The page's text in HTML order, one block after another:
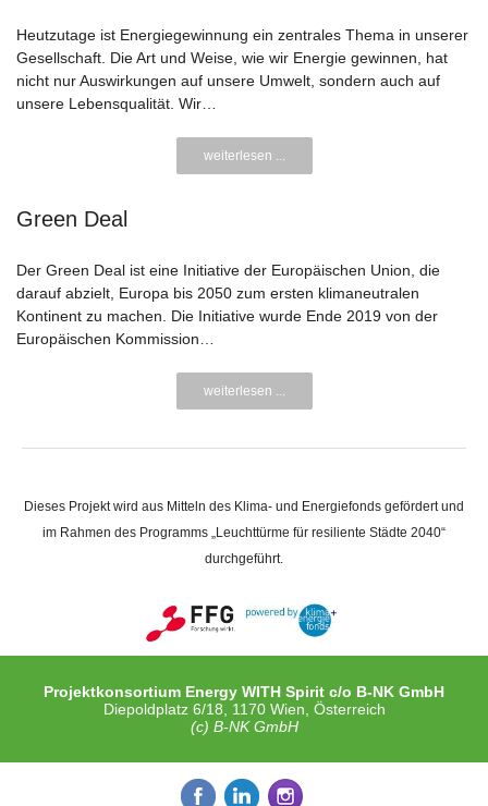
Heutzutage ist Energiegewinnung ein zentrales Thema in unserer
Gesellschaft. Die Art und Weise, wie wir Energie gewinnen, hat
nicht nur Auswirkungen auf unsere Umwelt, sondern auch auf
unsere Lebensqualität. Wir…
weiterlesen ...
Green Deal
Der Green Deal ist eine Initiative der Europäischen Union, die
darauf abzielt, Europa bis 2050 zum ersten klimaneutralen
Kontinent zu machen. Die Initiative wurde Ende 2019 von der
Europäischen Kommission…
weiterlesen ...
Dieses Projekt wird aus Mitteln des Klima- und Energiefonds gefördert und
im Rahmen des Programms „Leuchttürme für resiliente Städte 2040“
durchgeführt.
Projektkonsortium Energy WITH Spirit c/o B-NK GmbH
Diepoldplatz 6/18, 1170 Wien, Österreich
(c) B-NK GmbH